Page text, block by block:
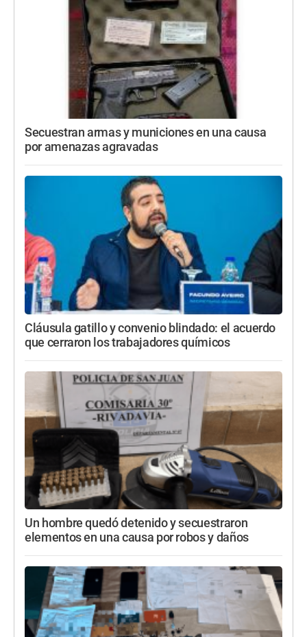
Secuestran armas y municiones en una causa
por amenazas agravadas
Cláusula gatillo y convenio blindado: el acuerdo
que cerraron los trabajadores químicos
Un hombre quedó detenido y secuestraron
elementos en una causa por robos y daños